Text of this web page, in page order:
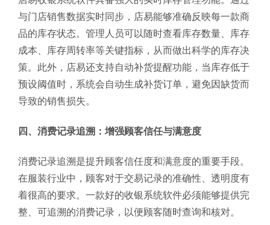
与门店销售数据实时同步，店易能够准确反映每一款商
品的库存状态。管理人员可以随时查看库存数量、库存
成本、库存周转率等关键指标，从而做出科学的库存决
策。此外，店易还支持自动补货提醒功能，当库存低于
预设阈值时，系统会自动生成补货订单，避免因缺货而
导致的销售损失。
四、消费记录追溯：增强顾客信任与满意度
消费记录追溯是提升顾客信任度和满意度的重要手段。
在服装行业中，顾客对于交易记录的准确性、透明度有
着很高的要求。一款好的收银系统软件必须能够提供完
整、可追溯的消费记录，以便顾客随时查询和核对。